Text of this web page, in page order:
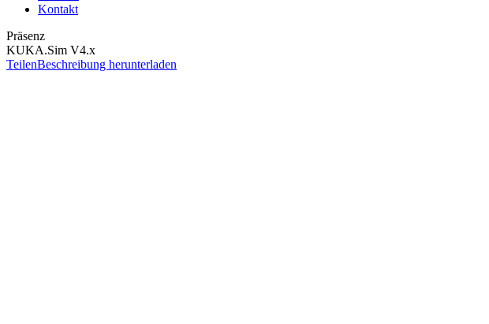
Kontakt
Präsenz
KUKA.Sim V4.x
TeilenBeschreibung herunterladen